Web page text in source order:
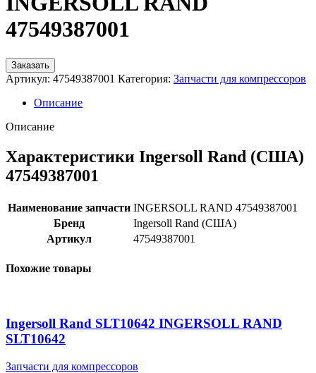
47549387001
Заказать
Артикул: 47549387001 Категория: Запчасти для компрессоров
Описание
Описание
Характеристики Ingersoll Rand (США)
47549387001
Наименование запчасти INGERSOLL RAND 47549387001
Бренд
Ingersoll Rand (США)
Артикул
47549387001
Похожие товары
Ingersoll Rand SLT10642 INGERSOLL RAND
SLT10642
Запчасти для компрессоров